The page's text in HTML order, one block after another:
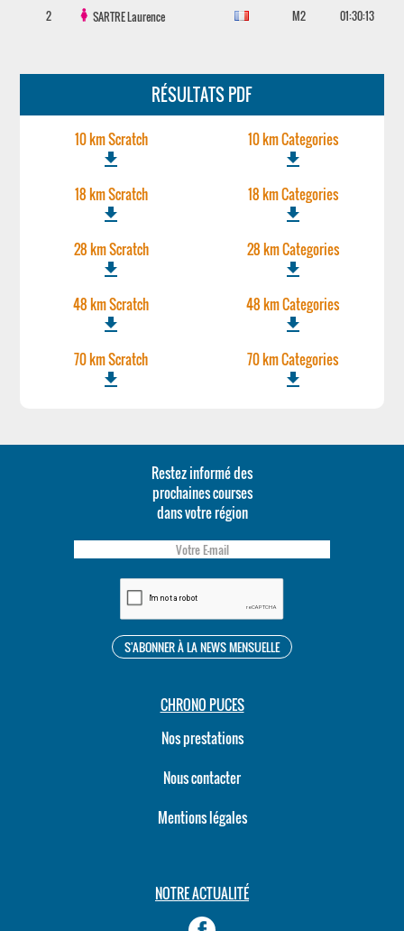
2
SARTRELaurence M2 01:30:13
RÉSULTATS PDF
10 km Scratch
file_download
10 km Categories
file_download
18 km Scratch
file_download
18 km Categories
file_download
28 km Scratch
file_download
28 km Categories
file_download
48 km Scratch
file_download
48 km Categories
file_download
70 km Scratch
file_download
70 km Categories
file_download
Restez informé des
prochaines courses
dans votre région
CHRONO PUCES
Nos prestations
Nous contacter
Mentions légales
NOTRE ACTUALITÉ